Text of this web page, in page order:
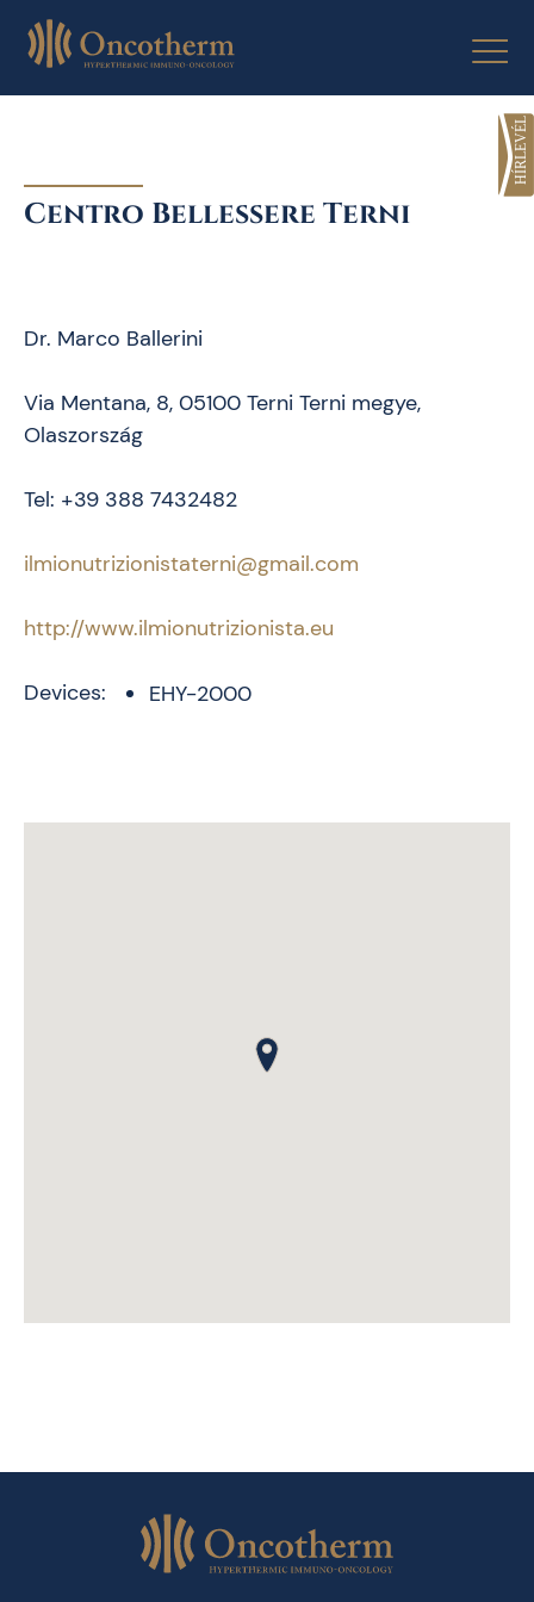
Centro Bellessere Terni
Dr. Marco Ballerini
Via Mentana, 8, 05100 Terni Terni megye,
Olaszország
Tel: +39 388 7432482
ilmionutrizionistaterni@gmail.com
http://www.ilmionutrizionista.eu
Devices: EHY-2000